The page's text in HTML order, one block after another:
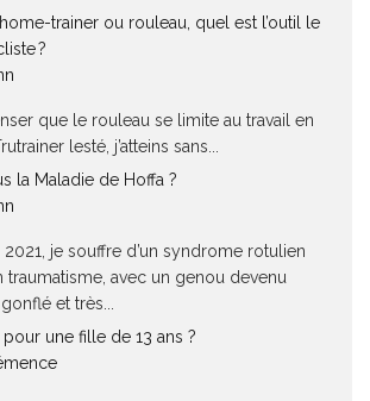
trainer ou rouleau, quel est l’outil le
?
que le rouleau se limite au travail en
lesté, j’atteins sans...
la Maladie de Hoffa ?
2021, je souffre d’un syndrome rotulien
traumatisme, avec un genou devenu
et très...
une fille de 13 ans ?